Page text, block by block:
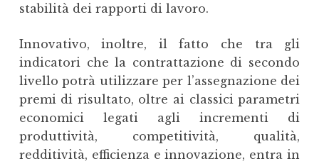
stabilità dei rapporti di lavoro.
Innovativo, inoltre, il fatto che tra gli
indicatori che la contrattazione di secondo
livello potrà utilizzare per l’assegnazione dei
premi di risultato, oltre ai classici parametri
economici legati agli incrementi di
produttività, competitività, qualità,
redditività, efficienza e innovazione, entra in